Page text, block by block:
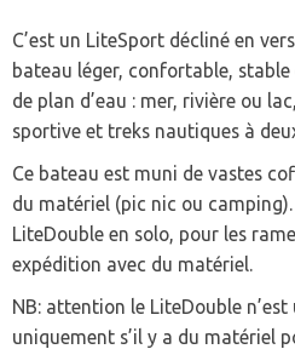
C’est un LiteSport décliné en
bateau léger, confortable,
de plan d’eau : mer, rivière ou
sportive et treks nautiques à
Ce bateau est muni de vastes
du matériel (pic nic ou
LiteDouble en solo, pour les
expédition avec du matériel.
NB: attention le LiteDouble
uniquement s’il y a du matériel